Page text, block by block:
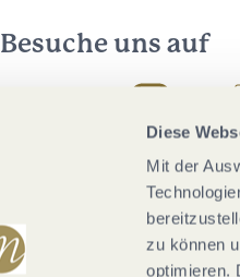
Diese
Mit der
zu können
optimieren.
Besuche uns auf